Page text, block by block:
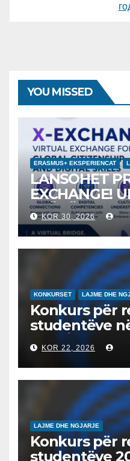
YOU MISSED
ERASMUS+ EKSPERIENCAT
LANSOHET
EXCHANGE!
“NËNË
UDHËHEQ
EDUKIMIN
QYTETARINË
KOR 30, 2026
KONKURSET LAJME DHE
Konkurs për
studentëve
2026/2027 –
запишување
на втор
2026/2027
KOR 22, 2026
LAJME DHE NGJARJE
Konkurs për
studentëve